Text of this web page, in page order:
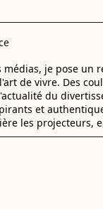
médias, je pose un
de vivre. Des
du
et
les projecteurs,